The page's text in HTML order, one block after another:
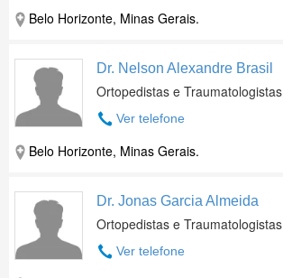
Belo Horizonte, Minas Gerais.
Dr. Nelson Alexandre Brasil
Ortopedistas e Traumatologistas
Ver telefone
Belo Horizonte, Minas Gerais.
Dr. Jonas Garcia Almeida
Ortopedistas e Traumatologistas
Ver telefone